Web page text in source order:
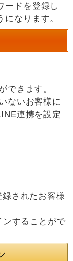
ードを登録し
なります。
できます。
ないお客様に
連携を設定
されたお客様
することがで